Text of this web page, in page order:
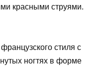
красными струями.
стиля с
ногтях в форме